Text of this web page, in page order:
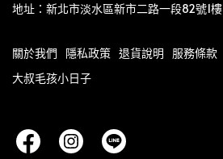
地址：新北市淡水區新市二路一段82號1樓
關於我們 隱私政策 退貨說明 服務條款
大叔毛孩小日子